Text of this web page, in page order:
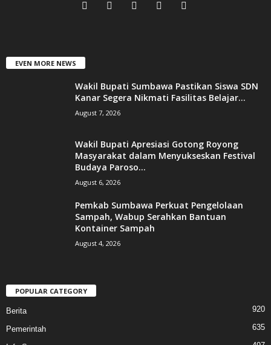
EVEN MORE NEWS
Wakil Bupati Sumbawa Pastikan Siswa SDN
Kanar Segera Nikmati Fasilitas Belajar...
August 7, 2026
Wakil Bupati Apresiasi Gotong Royong
Masyarakat dalam Menyukseskan Festival
Budaya Paroso...
August 6, 2026
Pemkab Sumbawa Perkuat Pengelolaan
Sampah, Wabup Serahkan Bantuan
Kontainer Sampah
August 4, 2026
POPULAR CATEGORY
Berita 920
Pemerintah 635